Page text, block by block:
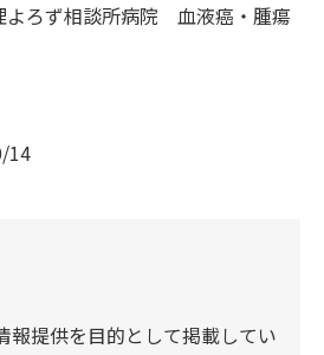
ろず相談所病院 血液癌・腫瘍
14
報提供を目的として掲載してい